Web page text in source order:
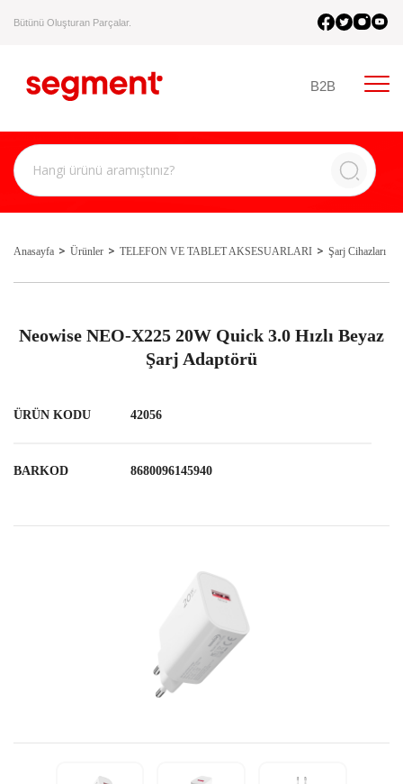
Bütünü Oluşturan Parçalar.
B2B
Anasayfa Ürünler TELEFON VE TABLET AKSESUARLARI Şarj Cihazları
Neowise NEO-X225 20W Quick 3.0 Hızlı Beyaz
Şarj Adaptörü
ÜRÜN KODU 42056
BARKOD 8680096145940